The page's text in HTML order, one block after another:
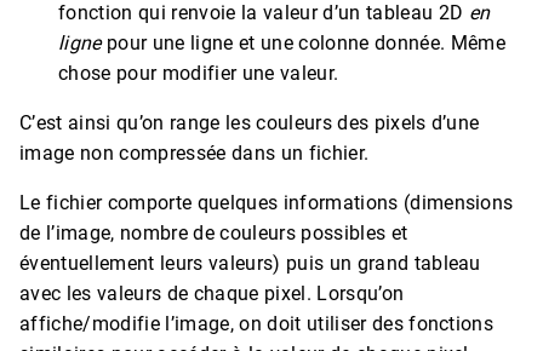
fonction qui renvoie la valeur d’un tableau 2D en
lignepour une ligne et une colonne donnée. Même
chose pour modifier une valeur.
C’est ainsi qu’on range les couleurs des pixels d’une
image non compressée dans un fichier.
Le fichier comporte quelques informations (dimensions
de l’image, nombre de couleurs possibles et
éventuellement leurs valeurs) puis un grand tableau
avec les valeurs de chaque pixel. Lorsqu’on
affiche/modifie l’image, on doit utiliser des fonctions